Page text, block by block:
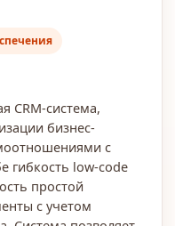
CRM-система,
бизнес-
с
гибкость low-code
простой
с учетом